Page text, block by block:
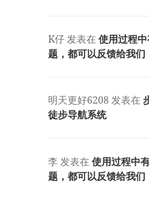
K仔发表在使用过程
题，都可以反馈给我们
明天更好6208 发表在
徒步导航系统
李 发表在使用过程中
题，都可以反馈给我们